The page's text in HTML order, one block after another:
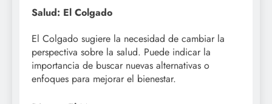
Salud: El Colgado
El Colgado sugiere la necesidad de cambiar la
perspectiva sobre la salud. Puede indicar la
importancia de buscar nuevas alternativas o
enfoques para mejorar el bienestar.